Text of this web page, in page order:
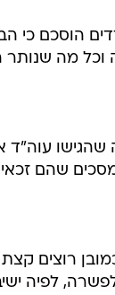
הוסכם כי
וכל מה
עוה"ד
שהם זכאים